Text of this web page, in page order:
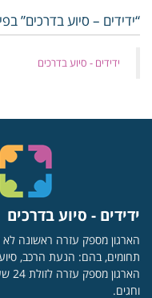
“ידידים – סיוע בדרכים”
‏ידידים - סיוע בדרכים
ידידים - סיוע בדרכים
הארגון מספק עזרה ראשונה לא
תחומים, בהם: הנעת הרכב,
וחגים.